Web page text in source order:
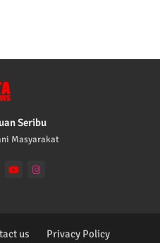
Seribu
Masyarakat
us Privacy Policy